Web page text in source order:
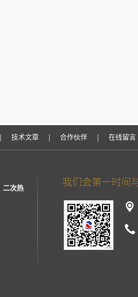
| 技术文章 | 合作伙伴 | 在线留言
二次热